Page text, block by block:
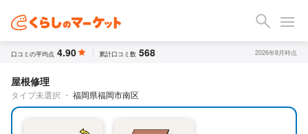
口コミの平均点 4.90 累計口コミ数 568 2026年8月時点
屋根修理
タイプ未選択 ・ 福岡県福岡市南区